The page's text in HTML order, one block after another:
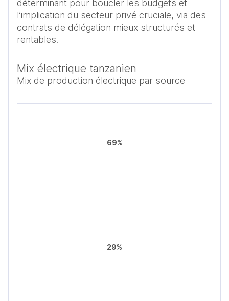
déterminant pour boucler les budgets et
l’implication du secteur privé cruciale, via des
contrats de délégation mieux structurés et
rentables.
Mix électrique tanzanien
Mix de production électrique par source
69%
29%